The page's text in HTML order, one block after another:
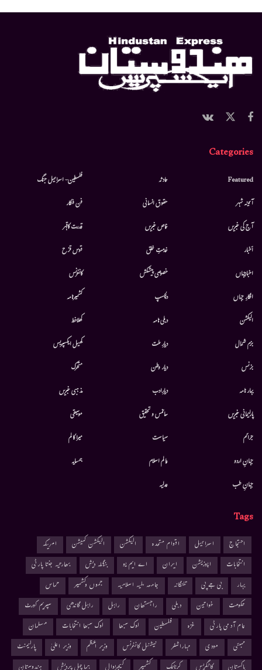
Categories
Featured
آئینہ شہر
آج کی خبریں
أخبار
اخبارجہاں
افکارِ جہاں
الیکشن
بزم شمال
بزنس
بہار نامہ
پارلیمانی خبریں
جرائم
جہانِ اردو
جہانِ طب
حادثہ
حقوق انسانی
خاص خبریں
خدمتِ خلق
خصوصی پیشکش
دلچسپ
دہلی نامہ
دیارِ ملت
دیار وطن
دیارِادب
سائنس و تحقیق
سیاست
عالم اسلام
عدلیہ
فلسطین- اسرائیل جنگ
فن فنکار
قدرت کاقہر
قوس قزح
کانفرنس
کشمیرنامہ
کھلاخط
کھیل ایکسپریس
متحرك
مذہبی خبریں
موسيقى
میرا کالم
ہمسایہ
Tags
احتجاج اسرائیل اقوام متحدہ الیکشن الیکشن کمیشن
امریکہ
انتخابات
اپوزیشن ایران اے ایم یو بنگلہ دیش
بھارتیہ جنتا پارٹی
بہار
بی جے پی تلنگانہ جامعہ ملیہ اسلامیہ جموں وکشمیر
حماس
حکومت
خواتین دہلی راجستھان راہل راہل گاندھی
سپریم کورٹ
عام آدمی پارٹی
غزہ فلسطین لوک سبھا لوک سبھا انتخابات
مسلمان
ممبئی
مودی مہاراشٹر نیشنل کانفرنس وزیر اعظم وزیر اعلیٰ
پارلیمنٹ